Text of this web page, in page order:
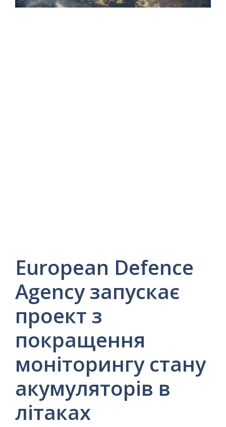
European Defence
Agency запускає
проект з
покращення
моніторингу стану
акумуляторів в
літаках